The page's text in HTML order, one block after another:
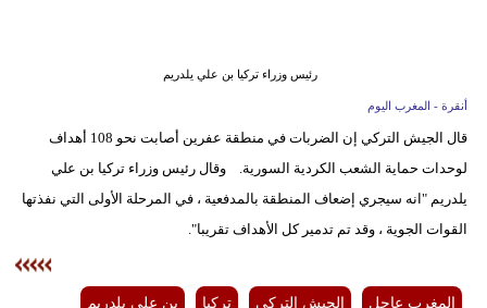
مرأة
أزياء
علوم
رئيس وزراء تركيا بن علي يلدريم
أنقرة - المغرب اليوم
قال الجيش التركي إن الضربات في منطقة عفرين أصابت نحو 108 أهداف
لوحدات حماية الشعب الكردية السورية. وقال رئيس وزراء تركيا بن علي
يلدريم "انه سيجري إضعاف المنطقة بالمدفعية ، في المرحلة الأولى التي نفذتها
القوات الجوية ، وقد تم تدمير كل الأهداف تقريبا".
المغرب عاجل الجيش التركي تركيا بن علي يلدريم